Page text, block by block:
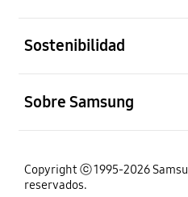
Sostenibilidad
Sobre Samsung
Copyright ⓒ 1995-2026
reservados.